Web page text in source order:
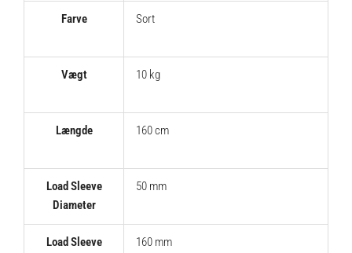
Farve Sort
Vægt 10 kg
Længde 160 cm
Load Sleeve
Diameter
50 mm
Load Sleeve
160 mm